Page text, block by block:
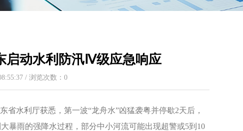
启动水利防汛Ⅳ级应急响应
/ 浏览次数： 0
水利厅获悉，第一波“龙舟水”凶猛袭粤并停歇2天后，
暴雨的强降水过程，部分中小河流可能出现超警或5到10